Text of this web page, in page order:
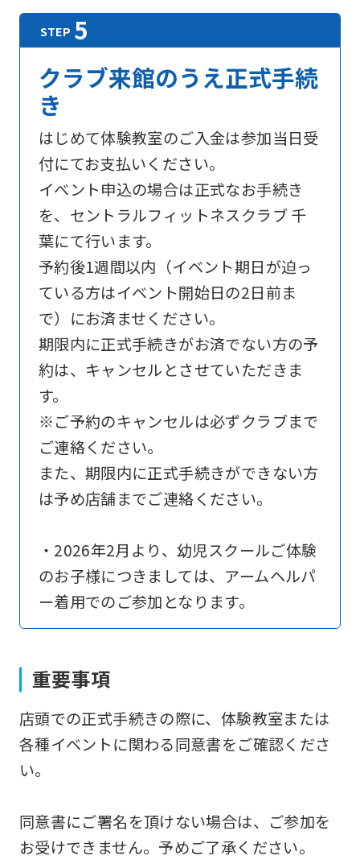
クラブ来館のうえ正式手続
き
はじめて体験教室のご入金は参加当日受
付にてお支払いください。
イベント申込の場合は正式なお手続き
を、セントラルフィットネスクラブ 千
葉にて行います。
予約後1週間以内（イベント期日が迫っ
ている方はイベント開始日の2日前ま
で）にお済ませください。
期限内に正式手続きがお済でない方の予
約は、キャンセルとさせていただきま
す。
※ご予約のキャンセルは必ずクラブまで
ご連絡ください。
また、期限内に正式手続きができない方
は予め店舗までご連絡ください。
・2026年2月より、幼児スクールご体験
のお子様につきましては、アームヘルパ
ー着用でのご参加となります。
重要事項
店頭での正式手続きの際に、体験教室または
各種イベントに関わる同意書をご確認くださ
い。
同意書にご署名を頂けない場合は、ご参加を
お受けできません。予めご了承ください。
For
foreigners
Central
Sports
official
website
is
automatically
translated
into
English.
Click
the
link
below
(start
automatic
translation)
to
return
to
the
if
you
automatic
translation